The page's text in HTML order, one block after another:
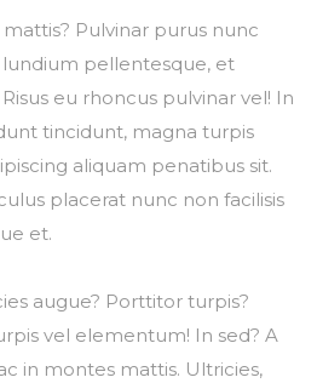
Pulvinar purus nunc
lundium pellentesque, et
eu rhoncus pulvinar vel! In
tincidunt, magna turpis
aliquam penatibus sit.
placerat nunc non facilisis
et.
augue? Porttitor turpis?
vel elementum! In sed? A
in montes mattis. Ultricies,